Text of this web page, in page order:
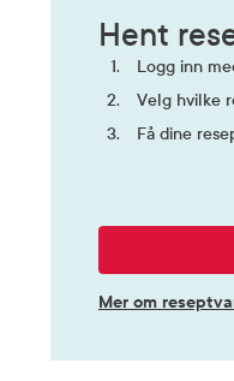
Hent
Logg inn
Velg hvilke
Få dine
Mer om